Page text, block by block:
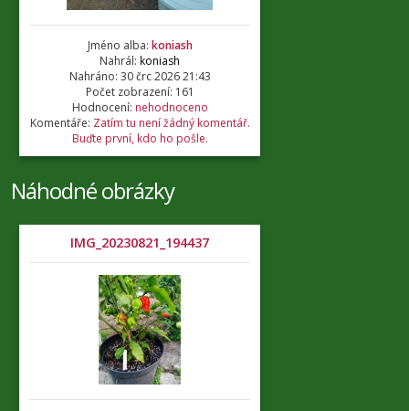
Jméno alba: koniash
Nahrál: koniash
Nahráno: 30 črc 2026 21:43
Počet zobrazení: 161
Hodnocení: nehodnoceno
Komentáře: Zatím tu není žádný komentář.
Buďte první, kdo ho pošle.
Náhodné obrázky
IMG_20230821_194437